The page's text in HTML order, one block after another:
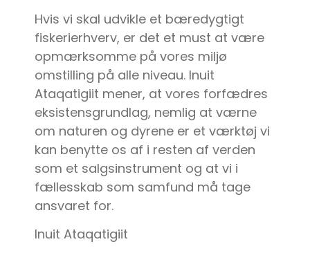
Hvis vi skal udvikle et bæredygtigt
fiskerierhverv, er det et must at være
opmærksomme på vores miljø
omstilling på alle niveau. Inuit
Ataqatigiit mener, at vores forfædres
eksistensgrundlag, nemlig at værne
om naturen og dyrene er et værktøj vi
kan benytte os af i resten af verden
som et salgsinstrument og at vi i
fællesskab som samfund må tage
ansvaret for.
Inuit Ataqatigiit